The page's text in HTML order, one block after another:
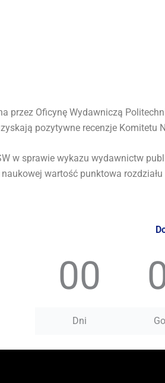
przez Oficynę Wydawniczą
pozytywne recenzje Komitetu
w sprawie wykazu wydawnictw
wartość punktowa
00
Dni